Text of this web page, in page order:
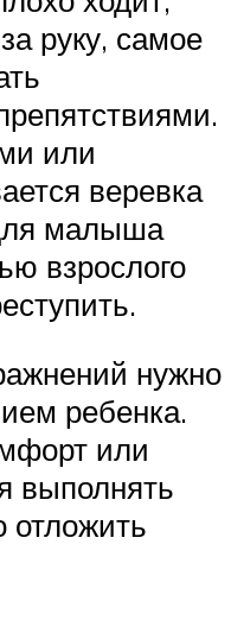
руку, самое
или
веревка
малыша
взрослого
нужно
ребенка.
или
выполнять
отложить